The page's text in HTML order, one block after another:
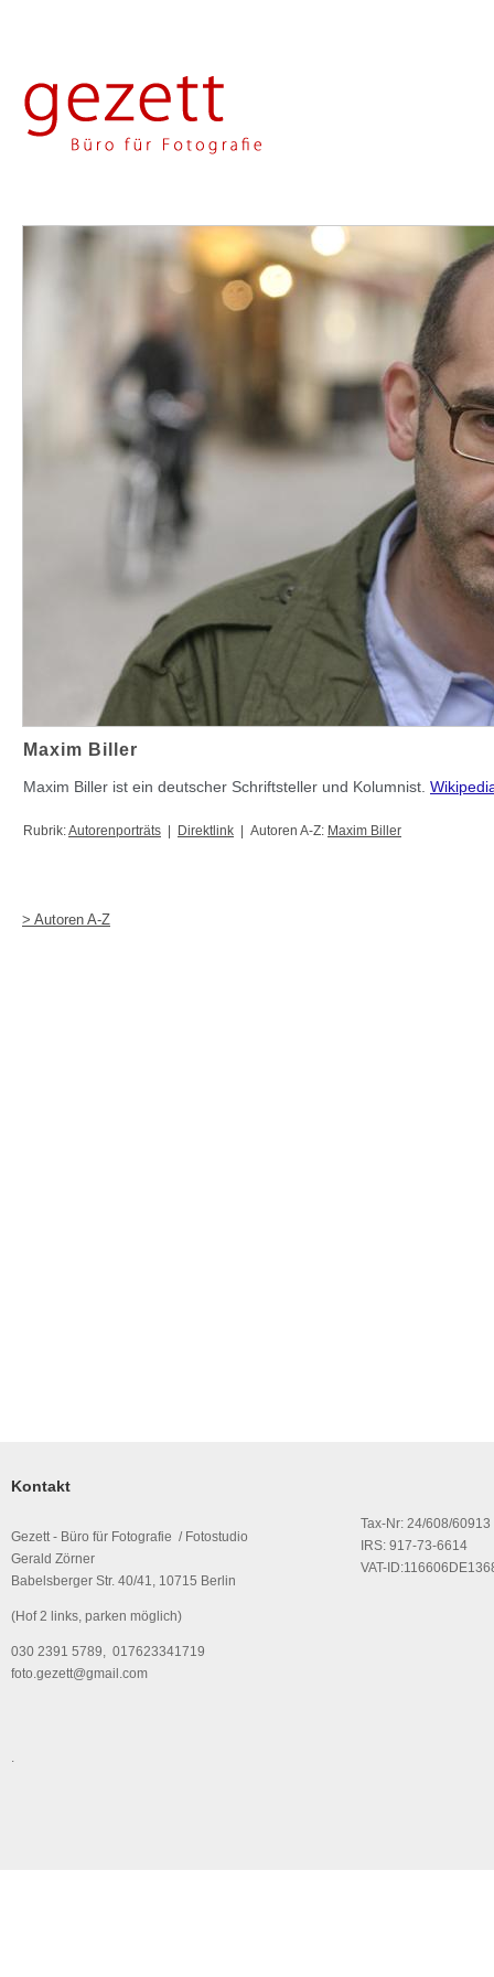
Maxim Biller
Maxim Biller ist ein deutscher Schriftsteller und Kolumnist.
Rubrik:Autorenporträts Direktlink | Autoren A-Z: Maxim Biller
> Autoren A-Z
Kontakt
Gezett - Büro für Fotografie / Fotostudio
Gerald Zörner
Babelsberger Str. 40/41, 10715 Berlin
(Hof 2 links, parken möglich)
030 2391 5789, 017623341719
foto.gezett@gmail.com
Tax-Nr: 24/608/60913
IRS: 917-73-6614
VAT-
.